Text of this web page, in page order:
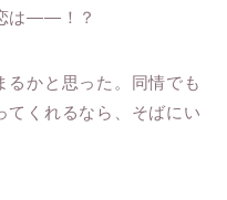
は――！？
るかと思った。同情でも
てくれるなら、そばにい